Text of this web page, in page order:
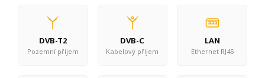
DVB-T2
Pozemní příjem
DVB-C
Kabelový příjem
LAN
Ethernet RJ45